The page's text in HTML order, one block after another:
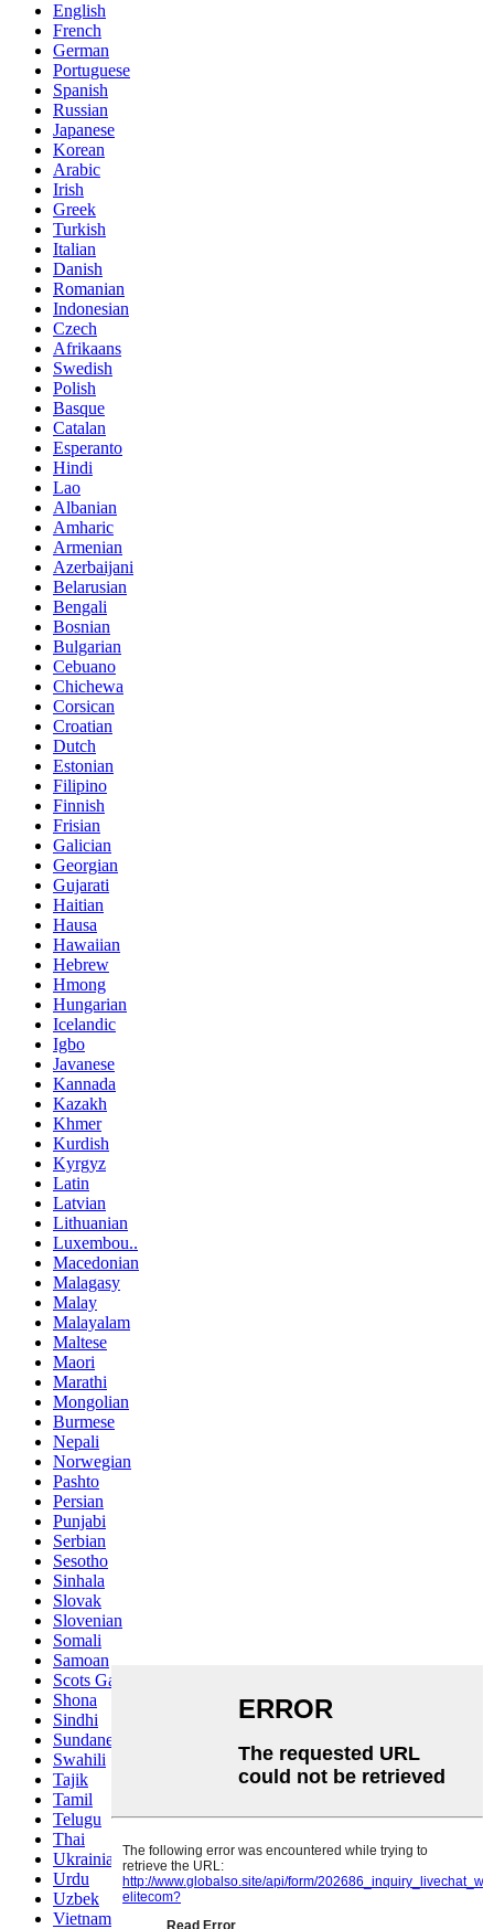
English
French
German
Portuguese
Spanish
Russian
Japanese
Korean
Arabic
Irish
Greek
Turkish
Italian
Danish
Romanian
Indonesian
Czech
Afrikaans
Swedish
Polish
Basque
Catalan
Esperanto
Hindi
Lao
Albanian
Amharic
Armenian
Azerbaijani
Belarusian
Bengali
Bosnian
Bulgarian
Cebuano
Chichewa
Corsican
Croatian
Dutch
Estonian
Filipino
Finnish
Frisian
Galician
Georgian
Gujarati
Haitian
Hausa
Hawaiian
Hebrew
Hmong
Hungarian
Icelandic
Igbo
Javanese
Kannada
Kazakh
Khmer
Kurdish
Kyrgyz
Latin
Latvian
Lithuanian
Luxembou..
Macedonian
Malagasy
Malay
Malayalam
Maltese
Maori
Marathi
Mongolian
Burmese
Nepali
Norwegian
Pashto
Persian
Punjabi
Serbian
Sesotho
Sinhala
Slovak
Slovenian
Somali
Samoan
Scots Gaelic
Shona
Sindhi
Sundanese
Swahili
Tajik
Tamil
Telugu
Thai
Ukrainian
Urdu
Uzbek
Vietnamese